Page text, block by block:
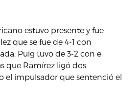
estuvo presente y fue
que se fue de 4-1 con
Puig tuvo de 3-2 con e
que Ramírez ligó dos
el impulsador que sentenció el